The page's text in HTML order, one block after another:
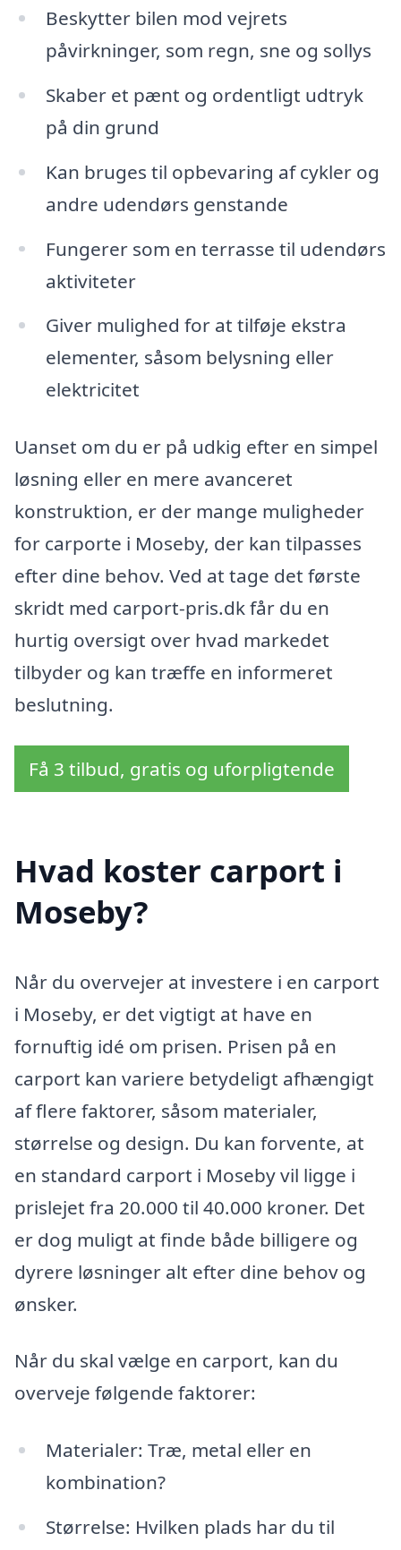
Beskytter bilen mod vejrets
påvirkninger, som regn, sne og sollys
Skaber et pænt og ordentligt udtryk
på din grund
Kan bruges til opbevaring af cykler og
andre udendørs genstande
Fungerer som en terrasse til udendørs
aktiviteter
Giver mulighed for at tilføje ekstra
elementer, såsom belysning eller
elektricitet
Uanset om du er på udkig efter en simpel
løsning eller en mere avanceret
konstruktion, er der mange muligheder
for carporte i Moseby, der kan tilpasses
efter dine behov. Ved at tage det første
skridt med carport-pris.dk får du en
hurtig oversigt over hvad markedet
tilbyder og kan træffe en informeret
beslutning.
Få 3 tilbud, gratis og uforpligtende
Hvad koster carport i
Moseby?
Når du overvejer at investere i en carport
i Moseby, er det vigtigt at have en
fornuftig idé om prisen. Prisen på en
carport kan variere betydeligt afhængigt
af flere faktorer, såsom materialer,
størrelse og design. Du kan forvente, at
en standard carport i Moseby vil ligge i
prislejet fra 20.000 til 40.000 kroner. Det
er dog muligt at finde både billigere og
dyrere løsninger alt efter dine behov og
ønsker.
Når du skal vælge en carport, kan du
overveje følgende faktorer:
Materialer: Træ, metal eller en
kombination?
Størrelse: Hvilken plads har du til